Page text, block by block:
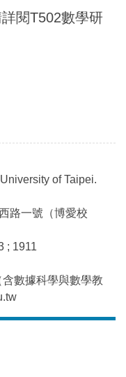
閱T502數學研
of Taipei.
路一號（博愛校
; 1911
數據科學與數學教